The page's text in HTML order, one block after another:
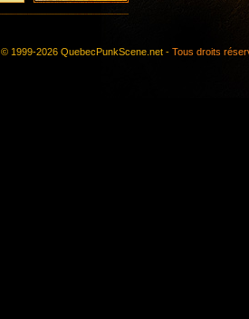
© 1999-2026 QuebecPunkScene.net - Tous droits